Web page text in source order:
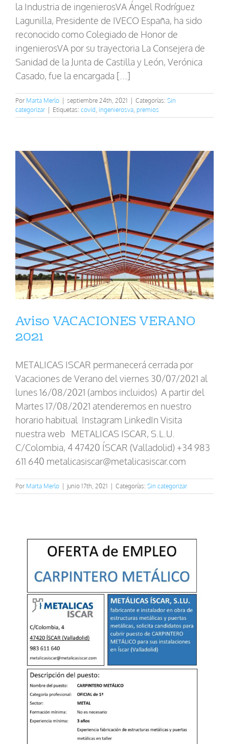
la Industria de ingenierosVA Ángel Rodríguez
Lagunilla, Presidente de IVECO España, ha sido
reconocido como Colegiado de Honor de
ingenierosVA por su trayectoria La Consejera de
Sanidad de la Junta de Castilla y León, Verónica
Casado, fue la encargada [...]
Por Marta Merlo septiembre 24th, 2021 Categorías: Sin
categorizar
Etiquetas: covid ingenierosva premios
Aviso VACACIONES VERANO
2021
METALICAS ISCAR permanecerá cerrada por
Vacaciones de Verano del viernes 30/07/2021 al
lunes 16/08/2021 (ambos incluidos) A partir del
Martes 17/08/2021 atenderemos en nuestro
horario habitual Instagram LinkedIn Visita
nuestra web METALICAS ISCAR, S.L.U.
C/Colombia, 4 47420 ÍSCAR (Valladolid) +34 983
611 640 metalicasiscar@metalicasiscar.com
Por Marta Merlo | junio 17th, 2021 | Categorías: Sin categorizar